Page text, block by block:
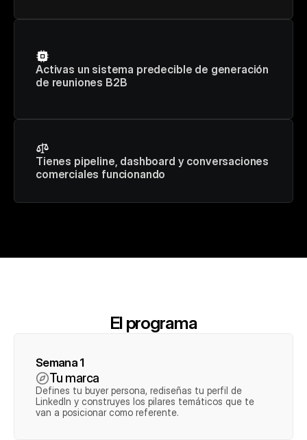
Activas un sistema predecible de generación
de reuniones B2B
Tienes pipeline, dashboard y conversaciones
comerciales funcionando
El programa
Semana 1
Tu marca
Defines tu buyer persona, rediseñas tu perfil de
LinkedIn y construyes los pilares temáticos que te
van a posicionar como referente.